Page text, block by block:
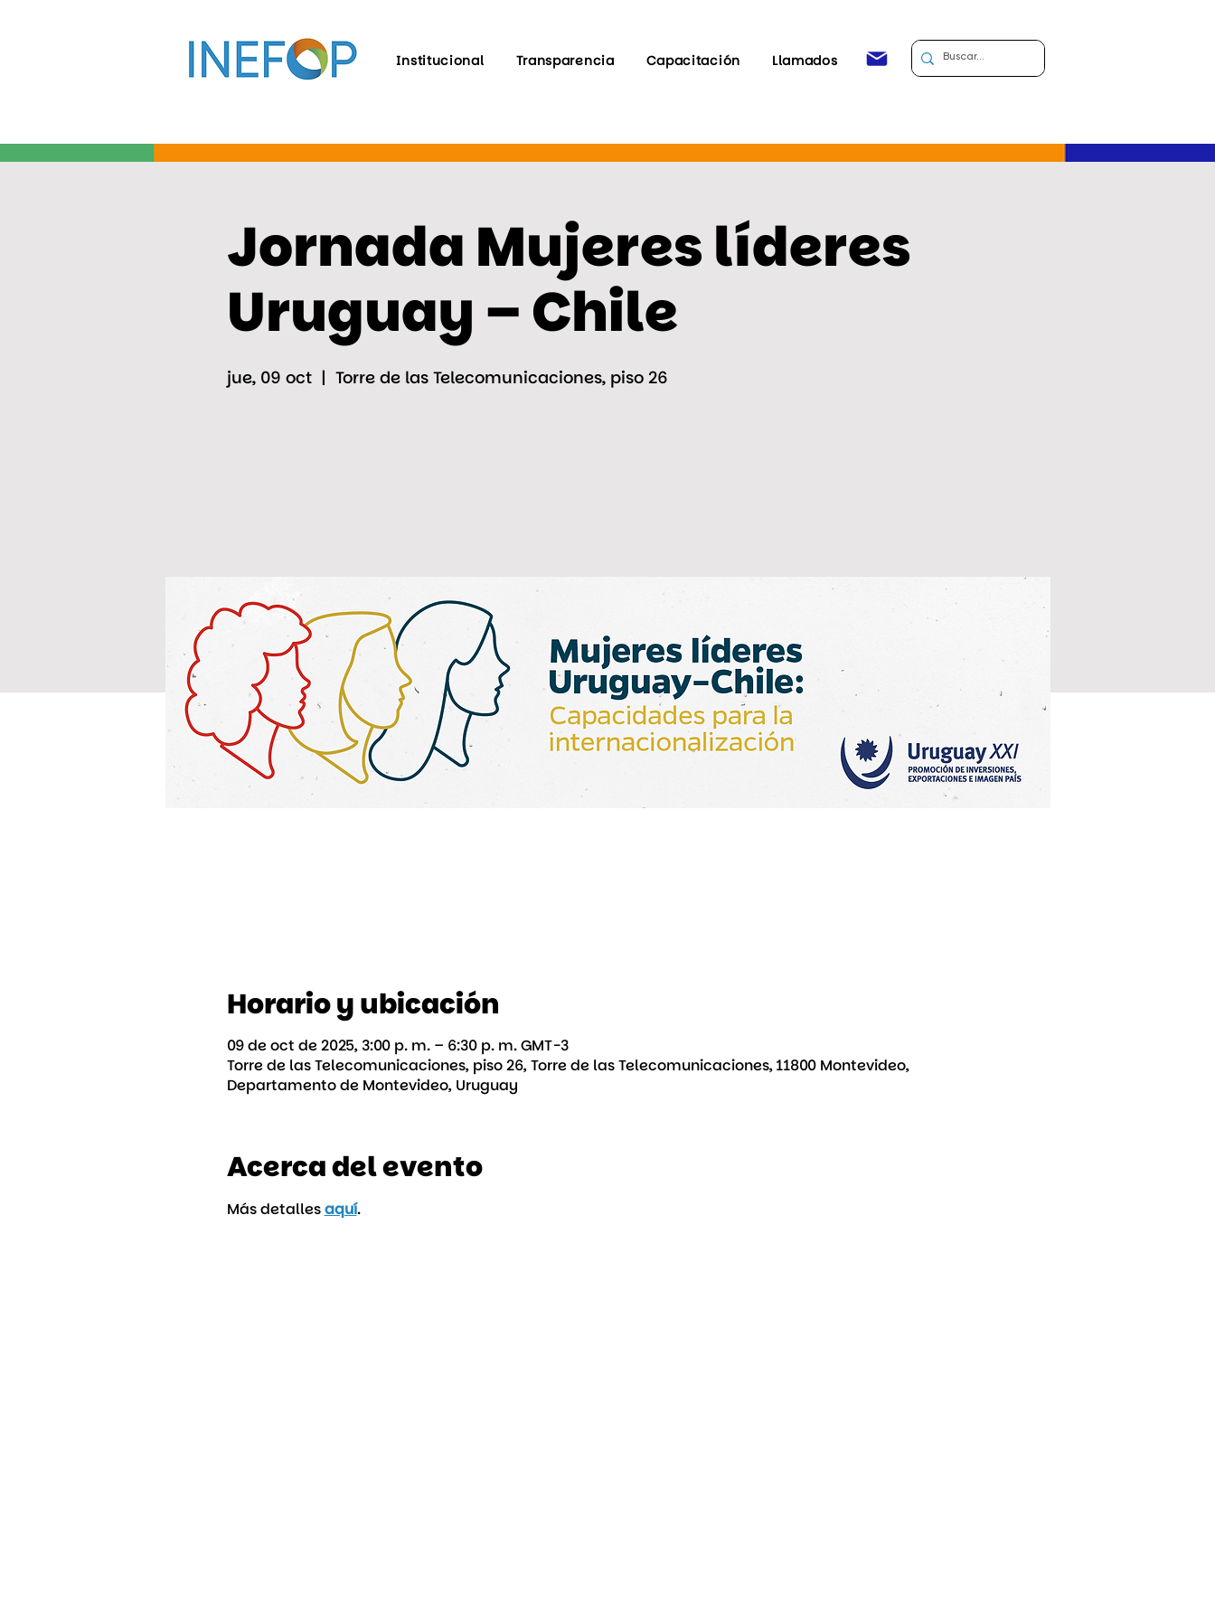
Institucional Transparencia Capacitación Llamados
Jornada Mujeres líderes
Uruguay – Chile
jue, 09 oct
  |
Torre de las Telecomunicaciones, piso 26
Horario y ubicación
09 de oct de 2025, 3:00 p. m. – 6:30 p. m. GMT-3
Torre de las Telecomunicaciones, piso 26, Torre de las Telecomunicaciones, 11800 Montevideo,
Departamento de Montevideo, Uruguay
Acerca del evento
Más detallesaquí.